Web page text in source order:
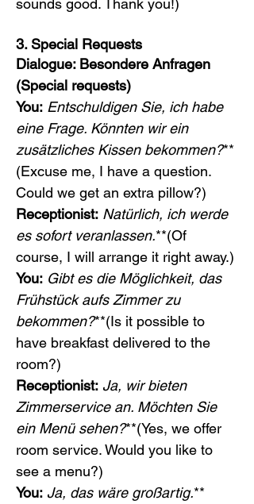
sounds good. Thank you!)
3. Special Requests
Dialogue: Besondere Anfragen
(Special requests)
You: Entschuldigen Sie, ich habe
eine Frage. Könnten wir ein
zusätzliches Kissen bekommen?**
(Excuse me, I have a question.
Could we get an extra pillow?)
Receptionist: Natürlich, ich werde
es sofort veranlassen.**(Of
course, I will arrange it right away.)
You: Gibt es die Möglichkeit, das
Frühstück aufs Zimmer zu
bekommen?**(Is it possible to
have breakfast delivered to the
room?)
Receptionist: Ja, wir bieten
Zimmerservice an. Möchten Sie
ein Menü sehen?**(Yes, we offer
room service. Would you like to
see a menu?)
You: Ja, das wäre großartig.**